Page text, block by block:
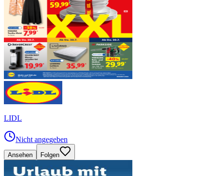
LIDL
Nicht angegeben
Ansehen Folgen